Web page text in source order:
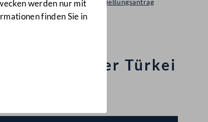
werden nur mit
finden Sie in
Selbständiger Entschließungsantrag
1813/A(E)
Union mit der Türkei